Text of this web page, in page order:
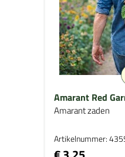
Amarant Red
Amarant zaden
Artikelnummer: